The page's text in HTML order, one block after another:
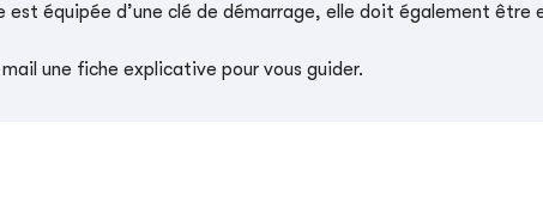
équipée d’une clé de démarrage, elle doit également être
une fiche explicative pour vous guider.